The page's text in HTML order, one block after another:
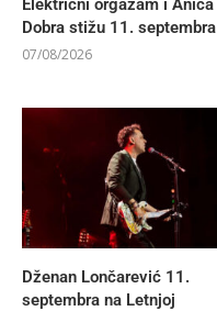
Električni orgazam i Anica
Dobra stižu 11. septembra
07/08/2026
Dženan Lončarević 11.
septembra na Letnjoj